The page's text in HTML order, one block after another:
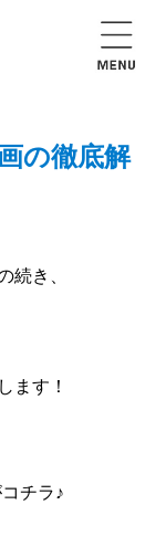
の徹底解
続き、
ます！
チラ♪